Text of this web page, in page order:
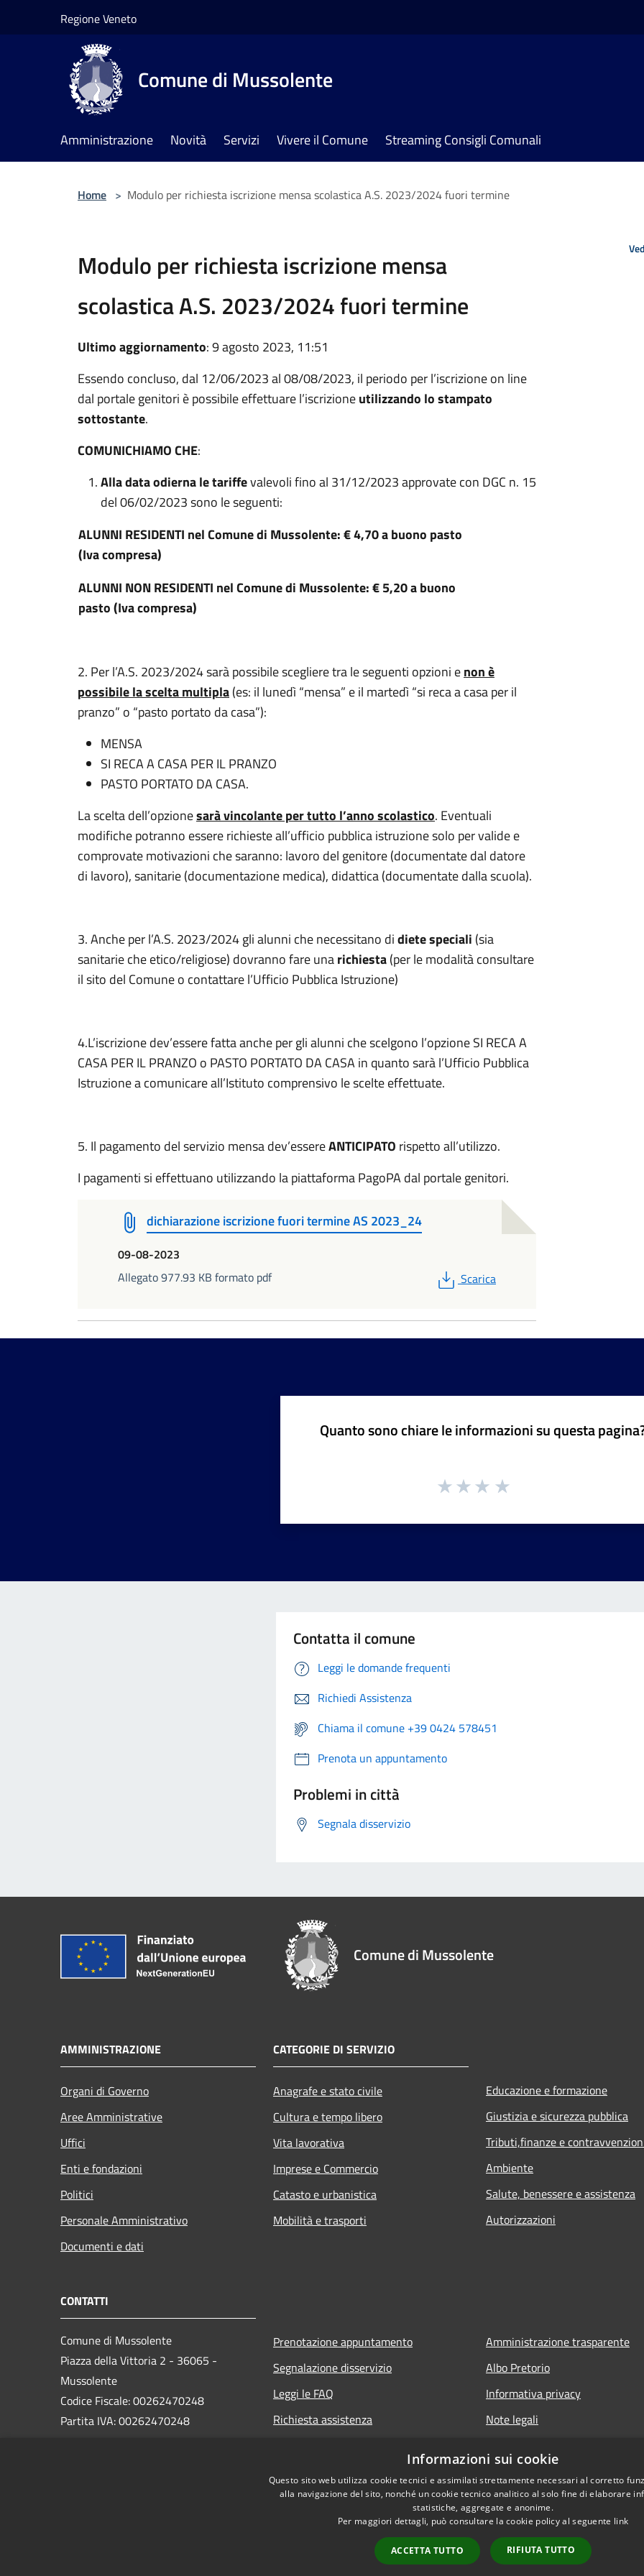
Regione Veneto
Comune di Mussolente
Amministrazione Novità Servizi Vivere il Comune Streaming Consigli Comunali
Home > Modulo per richiesta iscrizione mensa scolastica A.S. 2023/2024 fuori termine
Modulo per richiesta iscrizione mensa
scolastica A.S. 2023/2024 fuori termine
Ultimo aggiornamento: 9 agosto 2023, 11:51
Essendo concluso, dal 12/06/2023 al 08/08/2023, il periodo per l’iscrizione on line
dal portale genitori è possibile effettuare l’iscrizioneutilizzando lo stampato
sottostante.
COMUNICHIAMO CHE:
Alla data odierna le tariffevalevoli fino al 31/12/2023 approvate con DGC n. 15
del 06/02/2023 sono le seguenti:
ALUNNI RESIDENTI nel Comune di Mussolente: € 4,70 a buono pasto
(Iva compresa)
ALUNNI NON RESIDENTI nel Comune di Mussolente: € 5,20 a buono
pasto (Iva compresa)
2. Per l’A.S. 2023/2024 sarà possibile scegliere tra le seguenti opzioni enon è
possibile la scelta multipla(es: il lunedì “mensa” e il martedì “si reca a casa per il
pranzo” o “pasto portato da casa”):
MENSA
SI RECA A CASA PER IL PRANZO
PASTO PORTATO DA CASA.
La scelta dell’opzionesarà vincolante per tutto l’anno scolastico. Eventuali
modifiche potranno essere richieste all’ufficio pubblica istruzione solo per valide e
comprovate motivazioni che saranno: lavoro del genitore (documentate dal datore
di lavoro), sanitarie (documentazione medica), didattica (documentate dalla scuola).
3. Anche per l’A.S. 2023/2024 gli alunni che necessitano didiete speciali (sia
sanitarie che etico/religiose) dovranno fare unarichiesta(per le modalità consultare
il sito del Comune o contattare l’Ufficio Pubblica Istruzione)
4.L’iscrizione dev’essere fatta anche per gli alunni che scelgono l’opzione SI RECA A
CASA PER IL PRANZO o PASTO PORTATO DA CASA in quanto sarà l’Ufficio Pubblica
Istruzione a comunicare all’Istituto comprensivo le scelte effettuate.
5. Il pagamento del servizio mensa dev’essereANTICIPATO rispetto all’utilizzo.
I pagamenti si effettuano utilizzando la piattaforma PagoPA dal portale genitori.
dichiarazione iscrizione fuori termine AS 2023_24
09-08-2023
Allegato 977.93 KB formato pdf
PDF
Scarica
Quanto sono chiare le informazioni su questa
Contatta il comune
Leggi le domande frequenti
Richiedi Assistenza
Chiama il comune +39 0424 578451
Prenota un appuntamento
Problemi in città
Segnala disservizio
Comune di Mussolente
AMMINISTRAZIONE
Organi di Governo
Aree Amministrative
Uffici
Enti e fondazioni
Politici
Personale Amministrativo
Documenti e dati
CATEGORIE DI SERVIZIO
Anagrafe e stato civile
Cultura e tempo libero
Vita lavorativa
Imprese e Commercio
Catasto e urbanistica
Mobilità e trasporti
Educazione e formazione
Giustizia e sicurezza pubblica
Tributi,finanze e
Ambiente
Salute, benessere e assistenza
Autorizzazioni
CONTATTI
Comune di Mussolente
Piazza della Vittoria 2 - 36065 -
Mussolente
Codice Fiscale: 00262470248
Partita IVA: 00262470248
Prenotazione appuntamento
Segnalazione disservizio
Leggi le FAQ
Richiesta assistenza
Amministrazione trasparente
Albo Pretorio
Informativa privacy
Note legali
Informazioni sui cookie
Questo sito web utilizza cookie tecnici e assimilati strettamente necessari al corretto
alla navigazione del sito, nonché un cookie tecnico analitico al solo fine di elaborare
statistiche, aggregate e anonime.
Per maggiori dettagli, può consultare la cookie policy al seguente link
ACCETTA TUTTO RIFIUTA TUTTO